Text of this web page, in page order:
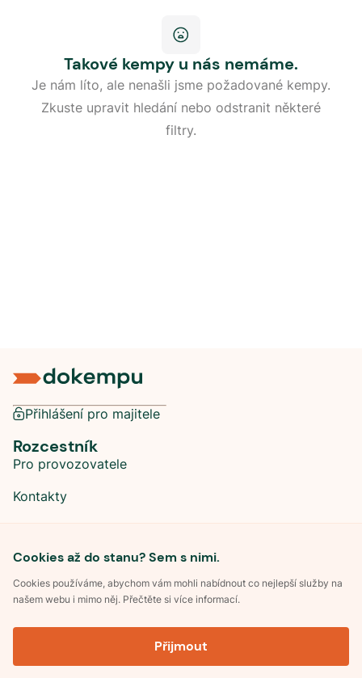
Takové kempy u nás nemáme.
Je nám líto, ale nenašli jsme požadované kempy.
Zkuste upravit hledání nebo odstranit některé
filtry.
Cookies až do stanu? Sem s nimi.
Cookies používáme, abychom vám mohli nabídnout co nejlepší služby na
našem webu i mimo něj. Přečtěte si více informací.
Přijmout
Přihlášení pro majitele
Rozcestník
Pro provozovatele
Kontakty
Sociální sítě